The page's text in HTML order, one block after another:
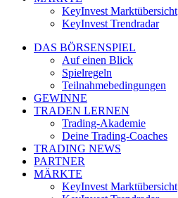
KeyInvest Marktübersicht
KeyInvest Trendradar
DAS BÖRSENSPIEL
Auf einen Blick
Spielregeln
Teilnahmebedingungen
GEWINNE
TRADEN LERNEN
Trading-Akademie
Deine Trading-Coaches
TRADING NEWS
PARTNER
MÄRKTE
KeyInvest Marktübersicht